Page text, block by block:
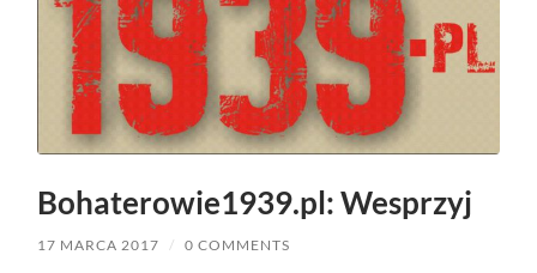
Bohaterowie1939.pl: Wesprzyj
17 MARCA 2017 / 0 COMMENTS